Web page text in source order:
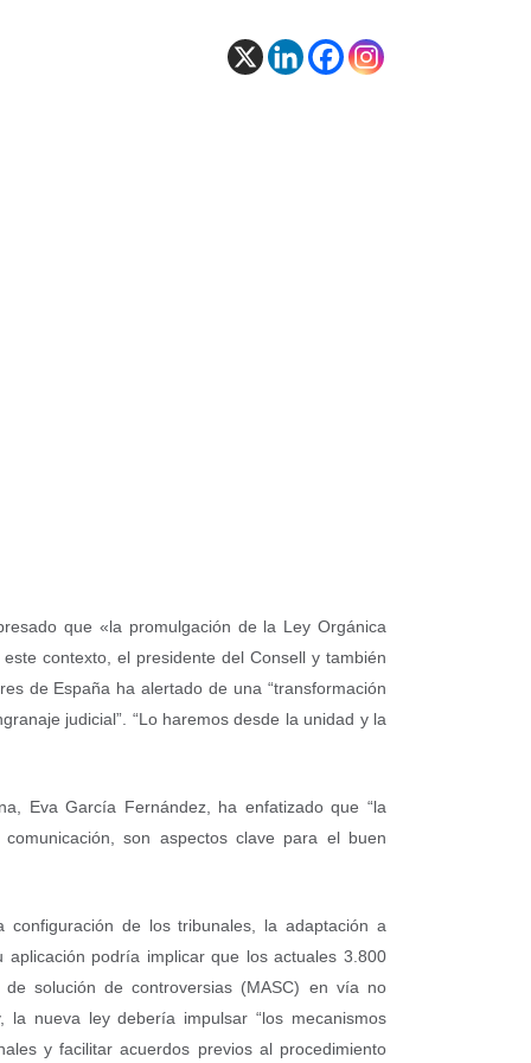
que «la promulgación de la Ley Orgánica
contexto, el presidente del Consell y también
de España ha alertado de una “transformación
judicial”. “Lo haremos desde la unidad y la
Eva García Fernández, ha enfatizado que “la
son aspectos clave para el buen
de los tribunales, la adaptación a
podría implicar que los actuales 3.800
solución de controversias (MASC) en vía no
nueva ley debería impulsar “los mecanismos
y facilitar acuerdos previos al procedimiento